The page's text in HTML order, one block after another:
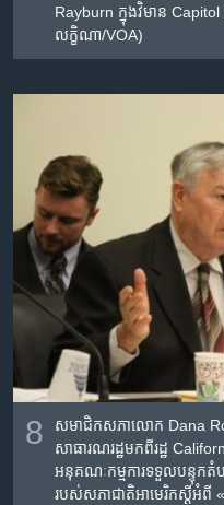
Rayburn ក្នុង​វិមាន Capitol
លក្ខិណា/VOA)
8
សមាជិក​សភា​លោក Dana
សាធារណរដ្ឋ​មក​ពី​រដ្ឋ
អនុ​គណៈកម្មការ​ទទួល​បន្ទុក​តំ
របស់​សភាជាតិ​អាមេរិក​ស្តីអំពី​